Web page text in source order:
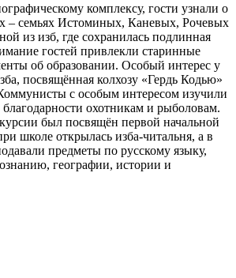
комплексу, гости узнали о
– семьях Истоминых, Каневых, Рочевых
из изб, где сохранилась подлинная
гостей привлекли старинные
об образовании. Особый интерес у
посвящённая колхозу «Гердь Кодью»
с особым интересом изучили
охотникам и рыболовам.
был посвящён первой начальной
школе открылась изба‑читальня, а в
предметы по русскому языку,
географии, истории и